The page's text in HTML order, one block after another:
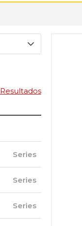
Resultados
Series
Series
Series